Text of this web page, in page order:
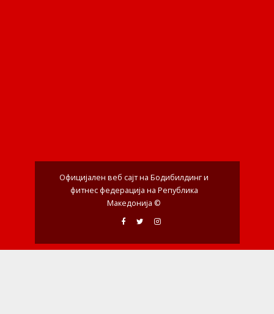
Официјален веб сајт на Бодибилдинг и
фитнес федерација на Република
Македонија ©